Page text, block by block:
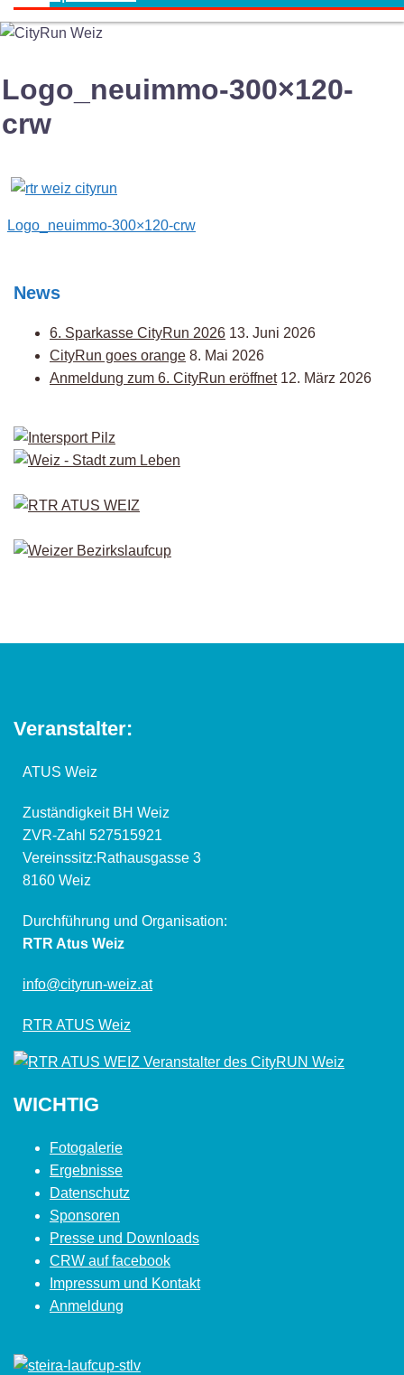
Logo_neuimmo-300×120-
crw
Post
Logo_neuimmo-300×120-crw
News
6. Sparkasse CityRun 2026 13. Juni 2026
CityRun goes orange 8. Mai 2026
Anmeldung zum 6. CityRun eröffnet 12. März 2026
Veranstalter:
ATUS Weiz
Zuständigkeit BH Weiz
ZVR-Zahl 527515921
Vereinssitz:Rathausgasse 3
8160 Weiz
Durchführung und Organisation:
RTR Atus Weiz
info@cityrun-weiz.at
RTR ATUS Weiz
WICHTIG
Fotogalerie
Ergebnisse
Datenschutz
Sponsoren
Presse und Downloads
CRW auf facebook
Impressum und Kontakt
Anmeldung